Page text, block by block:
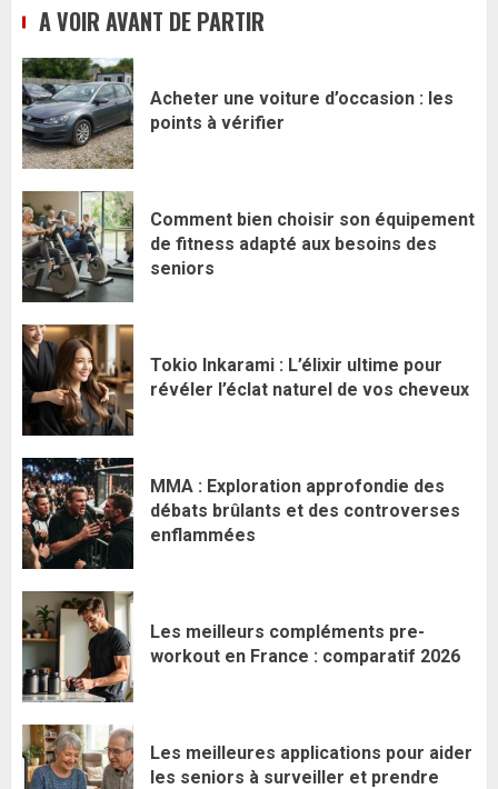
A VOIR AVANT DE PARTIR
Acheter une voiture d’occasion : les
points à vérifier
Comment bien choisir son équipement
de fitness adapté aux besoins des
seniors
Tokio Inkarami : L’élixir ultime pour
révéler l’éclat naturel de vos cheveux
MMA : Exploration approfondie des
débats brûlants et des controverses
enflammées
Les meilleurs compléments pre-
workout en France : comparatif 2026
Les meilleures applications pour aider
les seniors à surveiller et prendre